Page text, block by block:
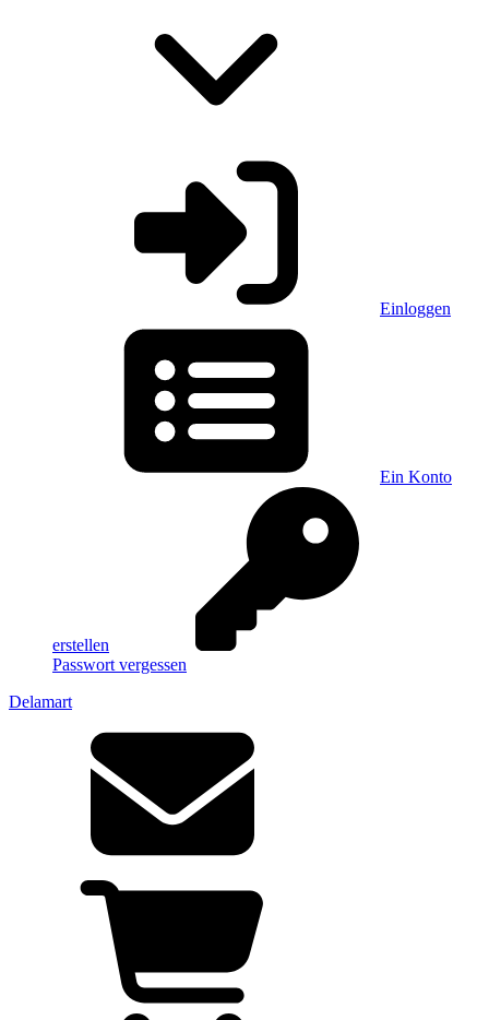
Einloggen
Ein Konto
erstellen
Passwort vergessen
Delamart